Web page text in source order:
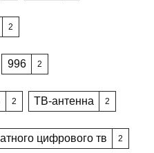
2
996 2
2 ТВ-антенна 2
цифрового тв 2